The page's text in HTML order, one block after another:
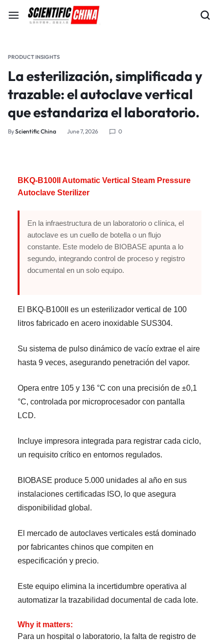
PRODUCT INSIGHTS
La esterilización, simplificada y
trazable: el autoclave vertical
que estandariza el laboratorio.
ByScientific China June 7, 2026 0
BKQ-B100II Automatic Vertical Steam Pressure
Autoclave Sterilizer
En la infraestructura de un laboratorio o clínica, el
autoclave es un cuello de botella o un flujo
constante. Este modelo de BIOBASE apunta a lo
segundo, integrando control de proceso y registro
documental en un solo equipo.
El BKQ-B100II es un esterilizador vertical de 100
litros fabricado en acero inoxidable SUS304.
Su sistema de pulso dinámico de vacío extrae el aire
hasta 9 veces, asegurando penetración del vapor.
Opera entre 105 y 136 °C con una precisión de ±0,1
°C, controlada por microprocesador con pantalla
LCD.
Incluye impresora integrada para registrar cada ciclo,
un requisito crítico en entornos regulados.
BIOBASE produce 5.000 unidades al año en sus
instalaciones certificadas ISO, lo que asegura
disponibilidad global.
El mercado de autoclaves verticales está dominado
por fabricantes chinos que compiten en
especificación y precio.
Este equipo elimina la incertidumbre operativa al
automatizar la trazabilidad documental de cada lote.
Why it matters:
Para un hospital o laboratorio, la falta de registro de